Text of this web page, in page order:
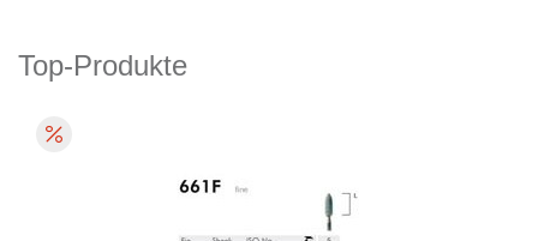
Top-Produkte